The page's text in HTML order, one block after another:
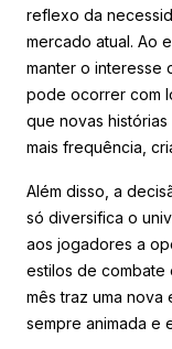
reflexo da
mercado atual. Ao
manter o interesse
pode ocorrer com
que novas
mais frequência,
Além disso, a
só diversifica o
aos jogadores a
estilos de combate
mês traz uma nova
sempre animada e